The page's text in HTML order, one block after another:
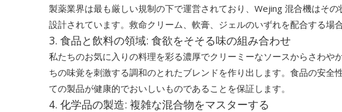
製薬業界は最も厳しい規制の下で運営されており、Wejing 混合機はそ
設計されています。救命クリーム、軟膏、ジェルのいずれを配合する場
3. 食品と飲料の領域: 食欲をそそる味の組み合わせ
私たちのお気に入りの料理を彩る濃厚でクリーミーなソースからさわ
ちの味覚を刺激する調和のとれたブレンドを作り出します。食品の安
ての製品が健康的でおいしいものであることを保証します。
4. 化学品の製造: 複雑な混合物をマスターする